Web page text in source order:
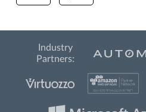
Industry
Partners: